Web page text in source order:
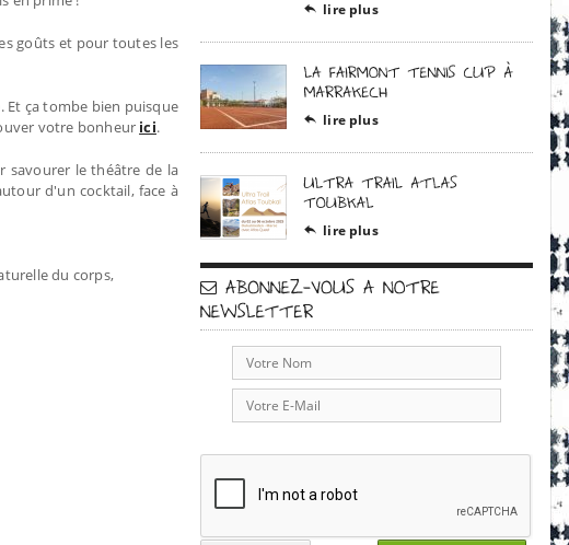
goûts et pour toutes les
Et ça tombe bien puisque
votre bonheur ici.
savourer le théâtre de la
d'un cocktail, face à
du corps,
 lire plus
 lire plus
 lire plus